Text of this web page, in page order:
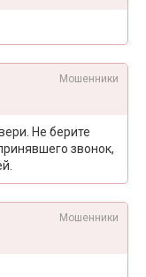
Мошенники
Не берите
звонок,
Мошенники